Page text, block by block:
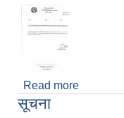
Read more
सूचना